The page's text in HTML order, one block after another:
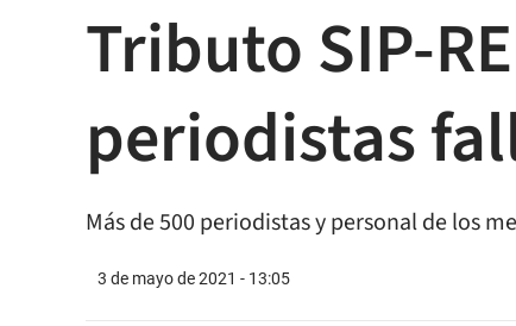
Tributo SIP-
periodistas
Más de 500 periodistas y personal de los
3 de mayo de 2021 - 13:05